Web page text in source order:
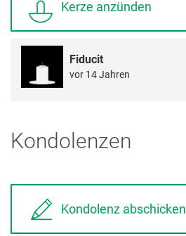
Kerze anzünden
Fiducit
vor 14 Jahren
Kondolenzen
Kondolenz abschicken